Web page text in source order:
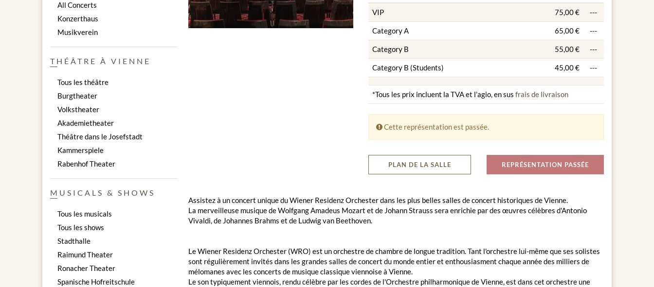
VIP 75,00 € ---
Category A 65,00 € ---
Category B 55,00 € ---
Category B (Students) 45,00 € ---
*Tous les prix incluent la TVA et l’agio, en sus frais de livraison
Cette représentation est passée.
PLAN DE LA SALLE REPRÉSENTATION PASSÉE
Assistez à un concert unique du Wiener Residenz Orchester dans les plus belles salles de concert historiques de Vienne.
La merveilleuse musique de Wolfgang Amadeus Mozart et de Johann Strauss sera enrichie par des œuvres célèbres d'Antonio
Vivaldi, de Johannes Brahms et de Ludwig van Beethoven.
Le Wiener Residenz Orchester (WRO) est un orchestre de chambre de longue tradition. Tant l'orchestre lui-même que ses solistes
sont régulièrement invités dans les grandes salles de concert du monde entier et enthousiasment chaque année des milliers de
mélomanes avec les concerts de musique classique viennoise à Vienne.
Le son typiquement viennois, rendu célèbre par les cordes de l'Orchestre philharmonique de Vienne, est dans cet orchestre une
All Concerts
Konzerthaus
Musikverein
THÉÂTRE À VIENNE
Tous les théâtre
Burgtheater
Volkstheater
Akademietheater
Théâtre dans le Josefstadt
Kammerspiele
Rabenhof Theater
MUSICALS & SHOWS
Tous les musicals
Tous les shows
Stadthalle
Raimund Theater
Ronacher Theater
Spanische Hofreitschule